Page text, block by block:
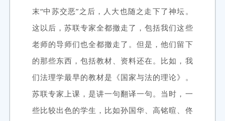
末“中苏交恶”之后，人大也随之走下了神坛。
这以后，苏联专家全都撤走了，包括我们这些
老师的导师们也全都撤走了。但是，他们留下
的那些东西，包括教材、资料还在。比如，我
们法理学最早的教材是《国家与法的理论》。
苏联专家上课，是讲一句翻译一句。当时，一
些比较出色的学生，比如孙国华、高铭暄、佟